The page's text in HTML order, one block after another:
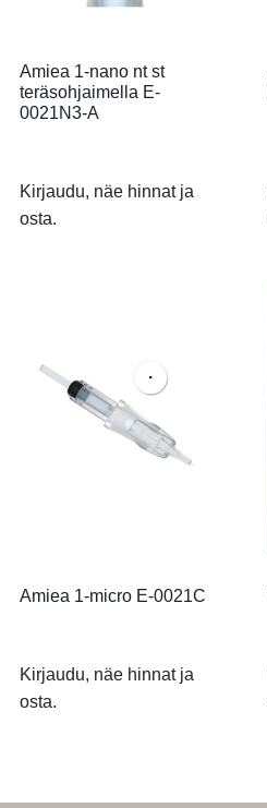
Amiea 1-nano nt st
teräsohjaimella E-
0021N3-A
Kirjaudu, näe hinnat ja
osta.
Amiea 1-micro E-0021C
Kirjaudu, näe hinnat ja
osta.